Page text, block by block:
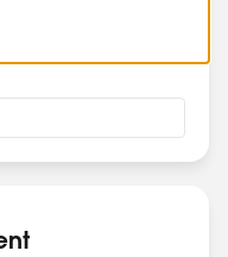
under the section